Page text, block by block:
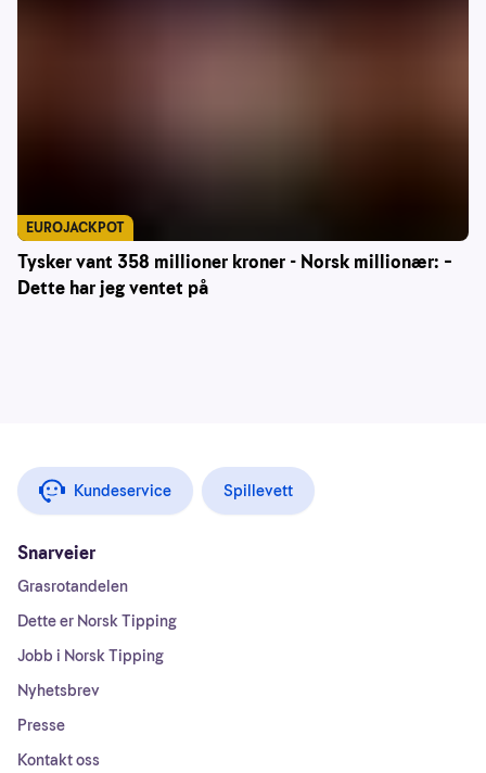
Tysker vant 358 millioner kroner - Norsk millionær: –
Dette har jeg ventet på
EUROJACKPOT
Kundeservice Spillevett
Snarveier
Grasrotandelen
Dette er Norsk Tipping
Jobb i Norsk Tipping
Nyhetsbrev
Presse
Kontakt oss